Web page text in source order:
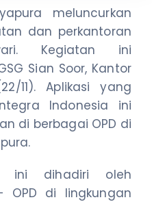
meluncurkan
dan perkantoran
Kegiatan ini
Sian Soor, Kantor
11). Aplikasi yang
Indonesia ini
di berbagai OPD di
ini dihadiri oleh
OPD di lingkungan